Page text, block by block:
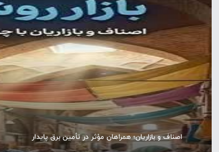
اصناف و بازاریان؛ همراهان مؤثر در تأمین برق پایدار